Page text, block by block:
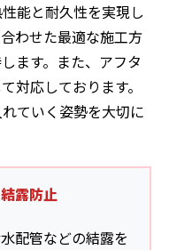
能と耐久性を実現し
わせた最適な施工方
ます。また、アフタ
対応しております。
ていく姿勢を大切に
露防止
配管などの結露を